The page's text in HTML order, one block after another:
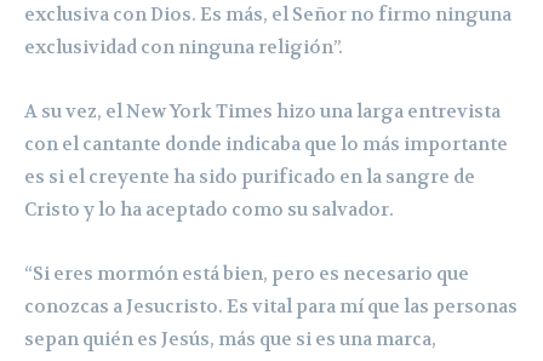
exclusiva con Dios. Es más, el Señor no firmo ninguna
exclusividad con ninguna religión”.
A su vez, el New York Times hizo una larga entrevista
con el cantante donde indicaba que lo más importante
es si el creyente ha sido purificado en la sangre de
Cristo y lo ha aceptado como su salvador.
“Si eres mormón está bien, pero es necesario que
conozcas a Jesucristo. Es vital para mí que las personas
sepan quién es Jesús, más que si es una marca,